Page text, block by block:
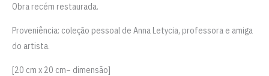
Obra recém restaurada.
Proveniência: coleção pessoal de Anna Letycia, professora e amiga
do artista.
[20 cm x 20 cm– dimensão]